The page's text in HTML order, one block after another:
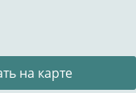
на карте